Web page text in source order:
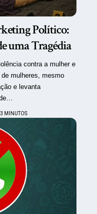
Político:
uma Tragédia
contra a mulher e
mulheres, mesmo
e levanta
MINUTOS